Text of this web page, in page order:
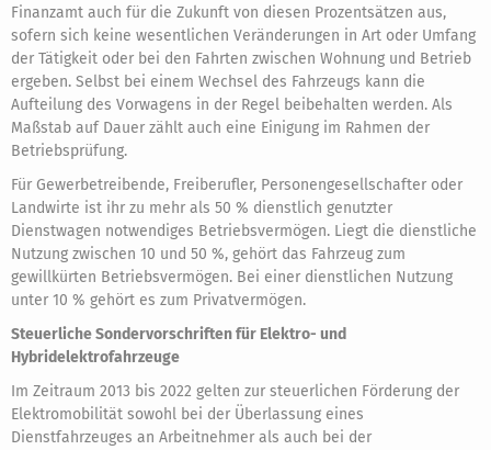
Finanzamt auch für die Zukunft von diesen Prozentsätzen aus,
sofern sich keine wesentlichen Veränderungen in Art oder Umfang
der Tätigkeit oder bei den Fahrten zwischen Wohnung und Betrieb
ergeben. Selbst bei einem Wechsel des Fahrzeugs kann die
Aufteilung des Vorwagens in der Regel beibehalten werden. Als
Maßstab auf Dauer zählt auch eine Einigung im Rahmen der
Betriebsprüfung.
Für Gewerbetreibende, Freiberufler, Personengesellschafter oder
Landwirte ist ihr zu mehr als 50 % dienstlich genutzter
Dienstwagen notwendiges Betriebsvermögen. Liegt die dienstliche
Nutzung zwischen 10 und 50 %, gehört das Fahrzeug zum
gewillkürten Betriebsvermögen. Bei einer dienstlichen Nutzung
unter 10 % gehört es zum Privatvermögen.
Steuerliche Sondervorschriften für Elektro- und
Hybridelektrofahrzeuge
Im Zeitraum 2013 bis 2022 gelten zur steuerlichen Förderung der
Elektromobilität sowohl bei der Überlassung eines
Dienstfahrzeuges an Arbeitnehmer als auch bei der